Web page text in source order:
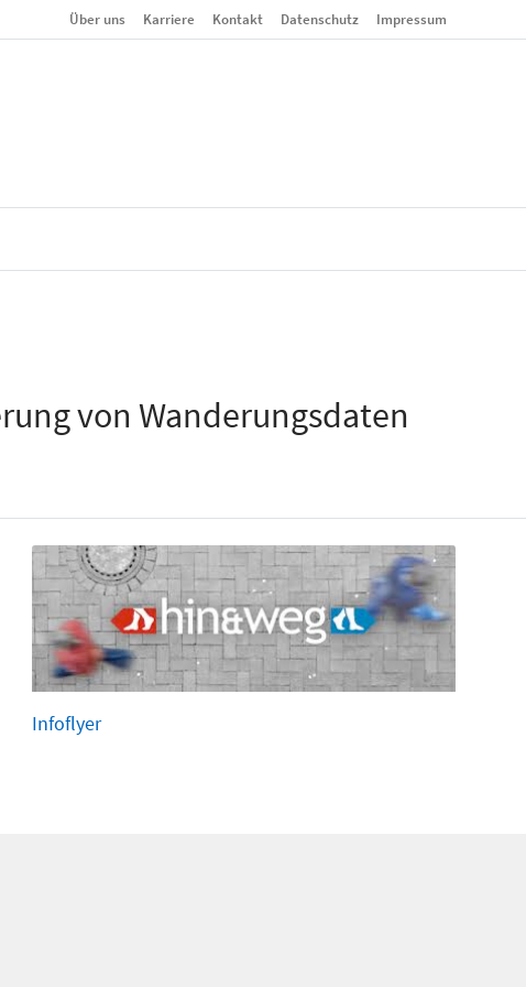
Über uns Karriere Kontakt Datenschutz Impressum
von Wanderungsdaten
Infoflyer